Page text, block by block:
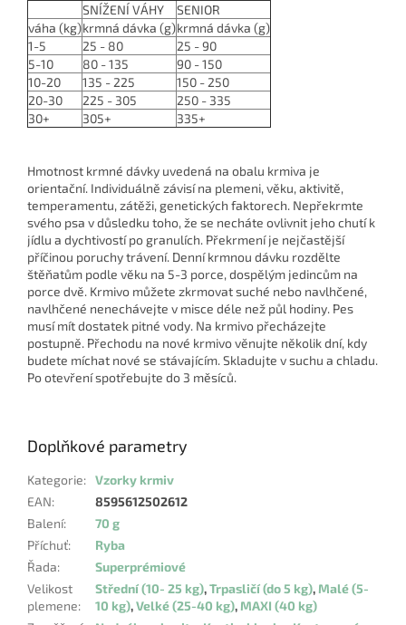
SNÍŽENÍ VÁHY
SENIOR
váha (kg)krmná dávka (g)krmná dávka (g)
1-5
25 - 80
25 - 90
5-10
80 - 135
90 - 150
10-20
135 - 225
150 - 250
20-30
225 - 305
250 - 335
30+
305+ 335+
Hmotnost krmné dávky uvedená na obalu krmiva je
orientační. Individuálně závisí na plemeni, věku, aktivitě,
temperamentu, zátěži, genetických faktorech. Nepřekrmte
svého psa v důsledku toho, že se necháte ovlivnit jeho chutí k
jídlu a dychtivostí po granulích. Překrmení je nejčastější
příčinou poruchy trávení. Denní krmnou dávku rozdělte
štěňatům podle věku na 5-3 porce, dospělým jedincům na
porce dvě. Krmivo můžete zkrmovat suché nebo navlhčené,
navlhčené nenechávejte v misce déle než půl hodiny. Pes
musí mít dostatek pitné vody. Na krmivo přecházejte
postupně. Přechodu na nové krmivo věnujte několik dní, kdy
budete míchat nové se stávajícím. Skladujte v suchu a chladu.
Po otevření spotřebujte do 3 měsíců.
Doplňkové parametry
Kategorie: Vzorky krmiv
EAN:
8595612502612
Balení:
70 g
Příchuť:
Ryba
Řada:
Superprémiové
Velikost
plemene:
Střední (10- 25 kg),Trpasličí (do 5 kg), Malé (5-
10 kg),Velké (25-40 kg), MAXI (40 kg)